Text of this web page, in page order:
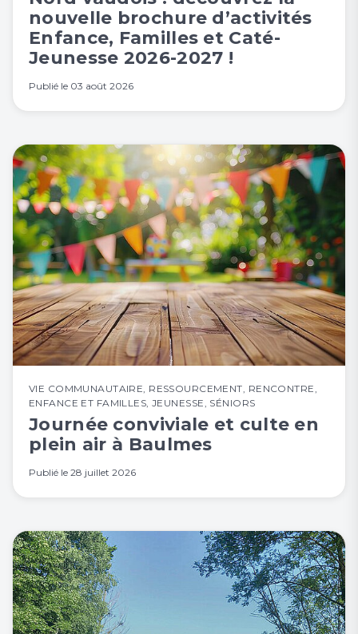
nouvelle brochure d’activités
Enfance, Familles et Caté-
Jeunesse 2026-2027 !
Publié le 03 août 2026
VIE COMMUNAUTAIRE RESSOURCEMENT RENCONTRE
ENFANCE ET FAMILLES ,JEUNESSE SÉNIORS
Journée conviviale et culte en
plein air à Baulmes
Publié le 28 juillet 2026